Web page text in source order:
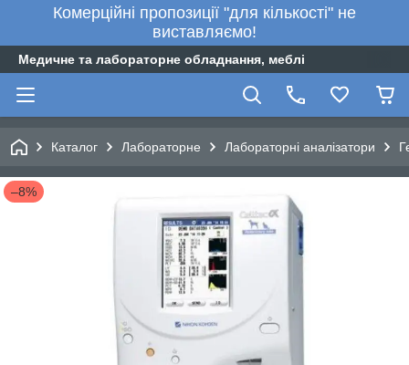
Комерційні пропозиції "для кількості" не
виставляємо!
Медичне та лабораторне обладнання, меблі
Каталог Лабораторне Лабораторні аналізатори
–8%